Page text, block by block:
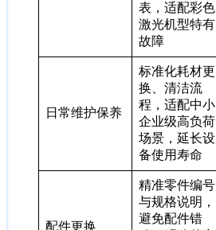
表，适配彩色
激光机型特有
故障
日常维护保养
标准化耗材更
换、清洁流
程，适配中小
企业级高负荷
场景，延长设
备使用寿命
配件更换
精准零件编号
与规格说明，
避免配件错